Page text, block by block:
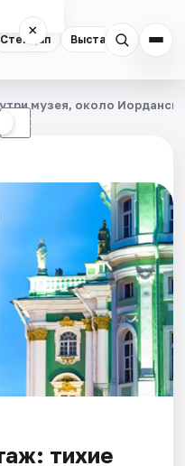
Стендап Выставки
×
☾
музея, около
тихие